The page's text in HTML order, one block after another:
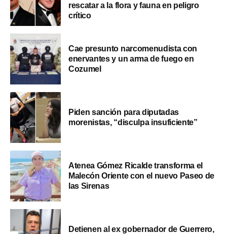
rescatar a la flora y fauna en peligro
crítico
Cae presunto narcomenudista con
enervantes y un arma de fuego en
Cozumel
Piden sanción para diputadas
morenistas, “disculpa insuficiente”
Atenea Gómez Ricalde transforma el
Malecón Oriente con el nuevo Paseo de
las Sirenas
Detienen al ex gobernador de Guerrero,